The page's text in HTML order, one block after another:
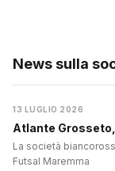
News sulla
13 LUGLIO 2026
Atlante
La società
Futsal Maremma